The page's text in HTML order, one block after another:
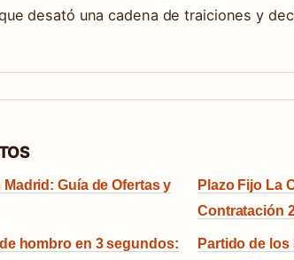
desató una cadena de traiciones y
Guía de Ofertas y
Plazo Fijo La
Contratación
hombro en 3 segundos:
Partido de